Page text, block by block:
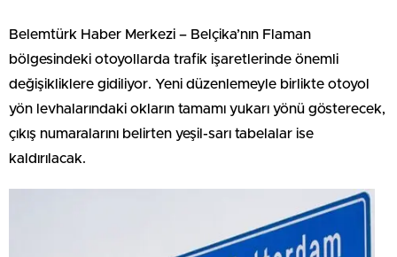
Belemtürk Haber Merkezi – Belçika’nın Flaman
bölgesindeki otoyollarda trafik işaretlerinde önemli
değişikliklere gidiliyor. Yeni düzenlemeyle birlikte otoyol
yön levhalarındaki okların tamamı yukarı yönü gösterecek,
çıkış numaralarını belirten yeşil-sarı tabelalar ise
kaldırılacak.